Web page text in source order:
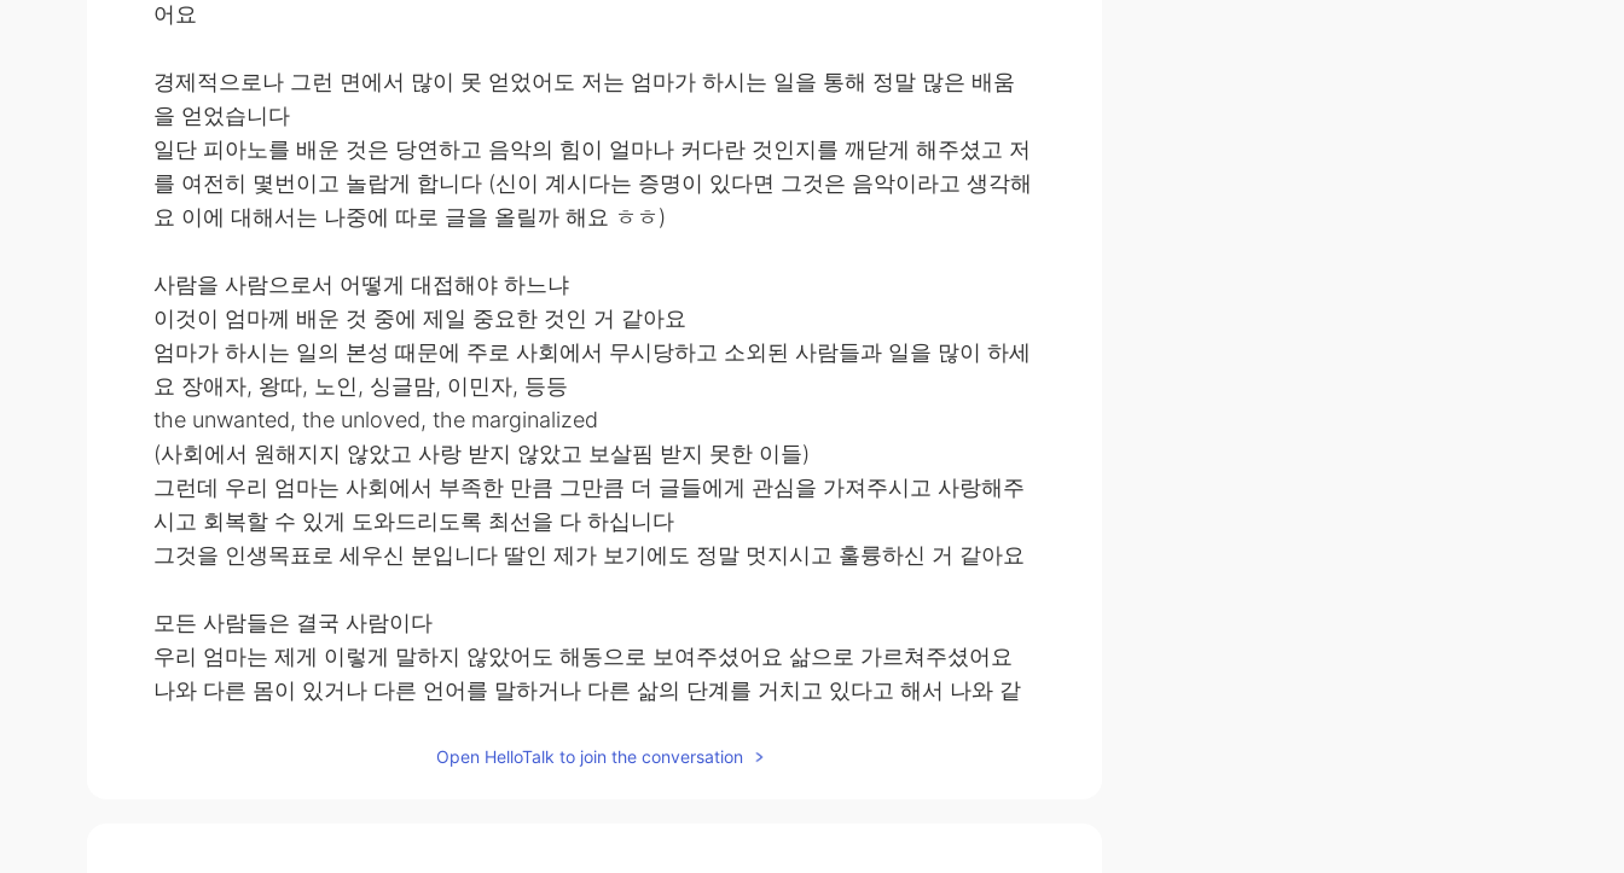
어요
경제적으로나 그런 면에서 많이 못 얻었어도 저는 엄마가 하시는 일을 통해 정말 많은 배움
을 얻었습니다
일단 피아노를 배운 것은 당연하고 음악의 힘이 얼마나 커다란 것인지를 깨닫게 해주셨고 저
를 여전히 몇번이고 놀랍게 합니다 (신이 계시다는 증명이 있다면 그것은 음악이라고 생각해
요 이에 대해서는 나중에 따로 글을 올릴까 해요 ㅎㅎ)
사람을 사람으로서 어떻게 대접해야 하느냐
이것이 엄마께 배운 것 중에 제일 중요한 것인 거 같아요
엄마가 하시는 일의 본성 때문에 주로 사회에서 무시당하고 소외된 사람들과 일을 많이 하세
요 장애자, 왕따, 노인, 싱글맘, 이민자, 등등
the unwanted, the unloved, the marginalized
(사회에서 원해지지 않았고 사랑 받지 않았고 보살핌 받지 못한 이들)
그런데 우리 엄마는 사회에서 부족한 만큼 그만큼 더 글들에게 관심을 가져주시고 사랑해주
시고 회복할 수 있게 도와드리도록 최선을 다 하십니다
그것을 인생목표로 세우신 분입니다 딸인 제가 보기에도 정말 멋지시고 훌륭하신 거 같아요
모든 사람들은 결국 사람이다
우리 엄마는 제게 이렇게 말하지 않았어도 해동으로 보여주셨어요 삶으로 가르쳐주셨어요
나와 다른 몸이 있거나 다른 언어를 말하거나 다른 삶의 단계를 거치고 있다고 해서 나와 같
사람의 품위와 가치를 존중하고 유지해야 한다
Open HelloTalk to join the conversation